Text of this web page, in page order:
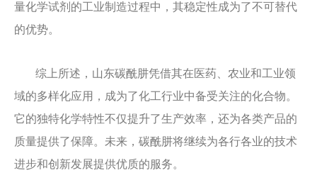
量化学试剂的工业制造过程中，其稳定性成为了不可替代
的优势。
综上所述，山东碳酰肼凭借其在医药、农业和工业领
域的多样化应用，成为了化工行业中备受关注的化合物。
它的独特化学特性不仅提升了生产效率，还为各类产品的
质量提供了保障。未来，碳酰肼将继续为各行各业的技术
进步和创新发展提供优质的服务。